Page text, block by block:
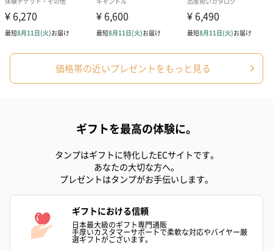
プリザーブドフラワー
ブーケ（ピンク）
プリザーブドフラワー
ブーケ（ブルー）
アミュレット
ク）（1,500円
誕生日・記念日・出産祝いなどのシーンにおすすめです。
価格帯の近いプレゼントをもっと見る
ギフトを最高の体験に。
タンプはギフトに特化したECサイトです。
あなたの大切な方へ。
プレゼントはタンプがお手伝いします。
ギフトにおける信頼
日本最大級のギフト専門通販
手厚いカスタマーサポートで柔軟な対応やバイヤー厳
選ギフトがございます。